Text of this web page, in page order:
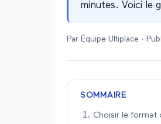
minutes. Voici le
Par Équipe Ultiplace ·
SOMMAIRE
Choisir le format